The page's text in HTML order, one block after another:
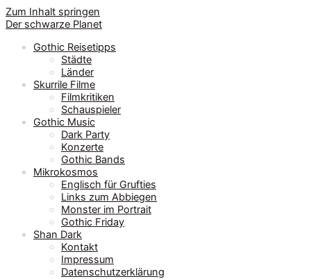
Zum Inhalt springen
Der schwarze Planet
Gothic Reisetipps
Städte
Länder
Skurrile Filme
Filmkritiken
Schauspieler
Gothic Music
Dark Party
Konzerte
Gothic Bands
Mikrokosmos
Englisch für Grufties
Links zum Abbiegen
Monster im Portrait
Gothic Friday
Shan Dark
Kontakt
Impressum
Datenschutzerklärung